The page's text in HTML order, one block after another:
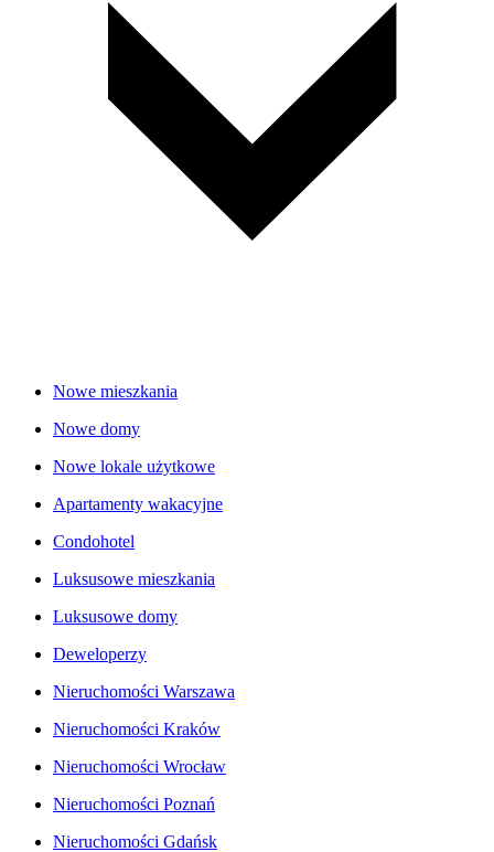
Nowe mieszkania
Nowe domy
Nowe lokale użytkowe
Apartamenty wakacyjne
Condohotel
Luksusowe mieszkania
Luksusowe domy
Deweloperzy
Nieruchomości Warszawa
Nieruchomości Kraków
Nieruchomości Wrocław
Nieruchomości Poznań
Nieruchomości Gdańsk